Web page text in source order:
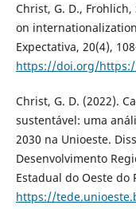
Christ, G. D.,
on
Expectativa, 20(4),
https://doi.org/
Christ, G. D. (2022).
sustentável: uma
2030 na Unioeste.
Desenvolvimento
Estadual do Oeste do
https://